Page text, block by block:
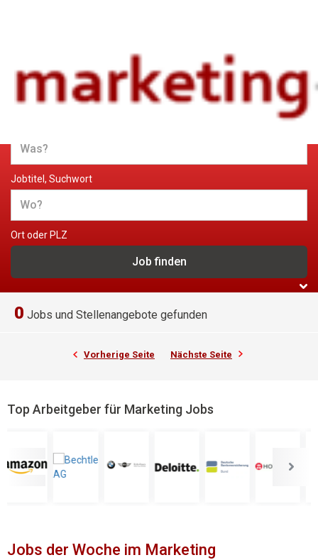
Jobs und Stellenangebote im
Marketing
Jobtitel, Suchwort
Ort oder PLZ
0 Jobs und Stellenangebote gefunden
Vorherige Seite Nächste Seite
Top Arbeitgeber für Marketing Jobs
Jobs der Woche im Marketing